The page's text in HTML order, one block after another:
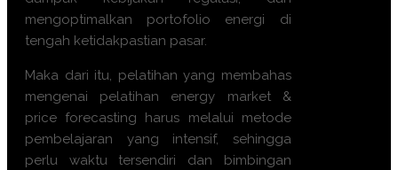
mengoptimalkan portofolio energi di
tengah ketidakpastian pasar.
Maka dari itu, pelatihan yang membahas
mengenai pelatihan energy market &
price forecasting harus melalui metode
pembelajaran yang intensif, sehingga
perlu waktu tersendiri dan bimbingan